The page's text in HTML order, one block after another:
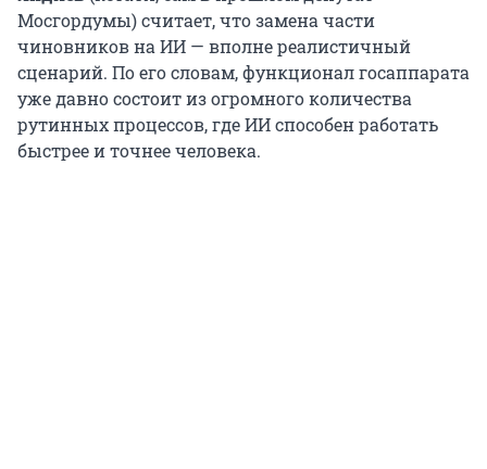
Мосгордумы) считает, что замена части
чиновников на ИИ — вполне реалистичный
сценарий. По его словам, функционал госаппарата
уже давно состоит из огромного количества
рутинных процессов, где ИИ способен работать
быстрее и точнее человека.